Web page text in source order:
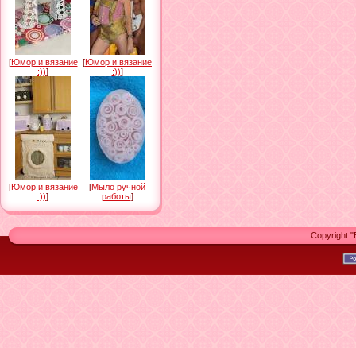
[Юмор и вязание
:))]
[Юмор и вязание
:))]
[Юмор и вязание
:))]
[Мыло ручной
работы]
Copyright